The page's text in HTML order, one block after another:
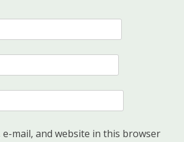
e-mail, and website in this browser